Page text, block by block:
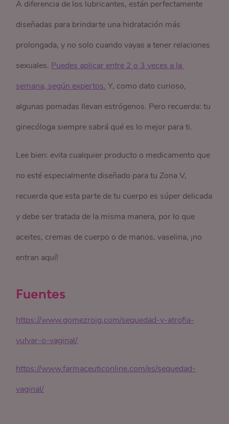
A diferencia de los lubricantes, están perfectamente
diseñadas para brindarte una hidratación más
prolongada, y no solo cuando vayas a tener relaciones
sexuales. Puedes aplicar entre 2 o 3 veces a la
semana, según expertos. Y, como dato curioso,
algunas pomadas llevan estrógenos. Pero recuerda: tu
ginecóloga siempre sabrá qué es lo mejor para ti.
Lee bien: evita cualquier producto o medicamento que
no esté especialmente diseñado para tu Zona V,
recuerda que esta parte de tu cuerpo es súper delicada
y debe ser tratada de la misma manera, por lo que
aceites, cremas de cuerpo o de manos, vaselina, ¡no
entran aquí!
Fuentes
https://www.gomezroig.com/sequedad-y-atrofia-
vulvar-o-vaginal/
https://www.farmaceuticonline.com/es/sequedad-
vaginal/